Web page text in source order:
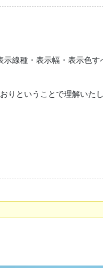
線種・表示幅・表示色す
りということで理解いたし